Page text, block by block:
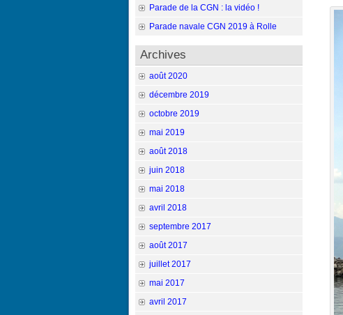
Parade de la CGN : la vidéo !
Parade navale CGN 2019 à Rolle
Archives
août 2020
décembre 2019
octobre 2019
mai 2019
août 2018
juin 2018
mai 2018
avril 2018
septembre 2017
août 2017
juillet 2017
mai 2017
avril 2017